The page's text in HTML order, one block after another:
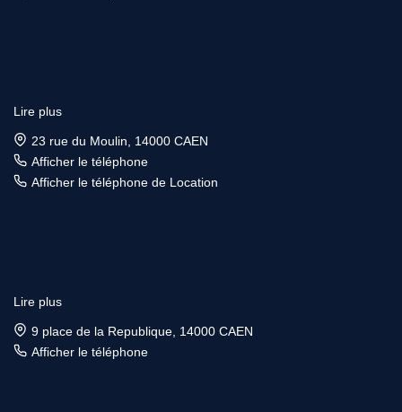
Lire plus
23 rue du Moulin, 14000 CAEN
Afficher le téléphone
Afficher le téléphone de Location
Lire plus
9 place de la Republique, 14000 CAEN
Afficher le téléphone